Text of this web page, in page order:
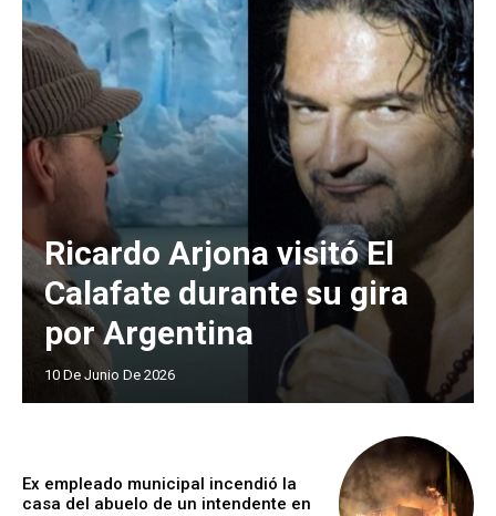
Ricardo Arjona visitó El
Calafate durante su gira
por Argentina
10 De Junio De 2026
Ex empleado municipal incendió la
casa del abuelo de un intendente en